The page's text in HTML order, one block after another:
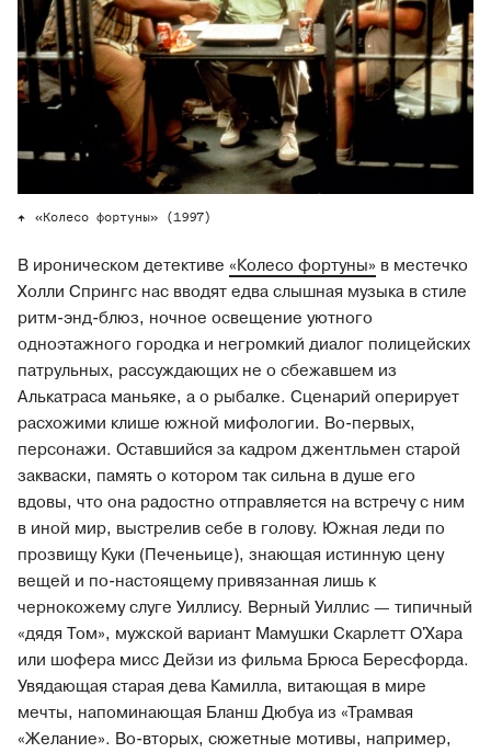
«Колесо фортуны» (1997)
В ироническом детективе «Колесо фортуны» в местечко
Холли Спрингс нас вводят едва слышная музыка в стиле
ритм-энд-блюз, ночное освещение уютного
одноэтажного городка и негромкий диалог полицейских
патрульных, рассуждающих не о сбежавшем из
Алькатраса маньяке, а о рыбалке. Сценарий оперирует
расхожими клише южной мифологии. Во-первых,
персонажи. Оставшийся за кадром джентльмен старой
закваски, память о котором так сильна в душе его
вдовы, что она радостно отправляется на встречу с ним
в иной мир, выстрелив себе в голову. Южная леди по
прозвищу Куки (Печеньице), знающая истинную цену
вещей и по-настоящему привязанная лишь к
чернокожему слуге Уиллису. Верный Уиллис — типичный
«дядя Том», мужской вариант Мамушки Скарлетт О'Хара
или шофера мисс Дейзи из фильма Брюса Бересфорда.
Увядающая старая дева Камилла, витающая в мире
мечты, напоминающая Бланш Дюбуа из «Трамвая
«Желание». Во-вторых, сюжетные мотивы, например,